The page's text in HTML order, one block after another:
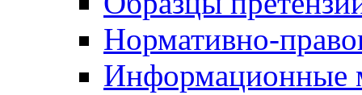
Нормативно-
Информационные